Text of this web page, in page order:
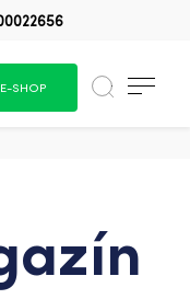
E-SHOP